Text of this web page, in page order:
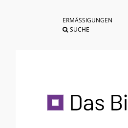
ERMÄSSIGUNGEN
SUCHE